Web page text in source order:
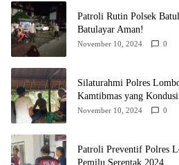
Patroli Rutin Polsek
Batulayar Aman!
November 10, 2024 0
Silaturahmi Polres
Kamtibmas yang
November 10, 2024 0
Patroli Preventif Polres
Pemilu Serentak 2024